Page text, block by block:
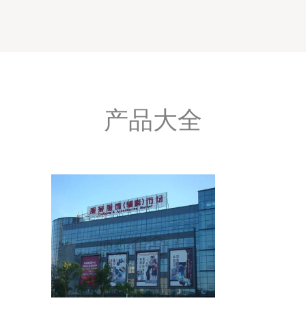
产品大全